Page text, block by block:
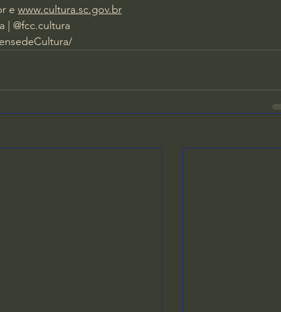
e www.cultura.sc.gov.br
| @fcc.cultura